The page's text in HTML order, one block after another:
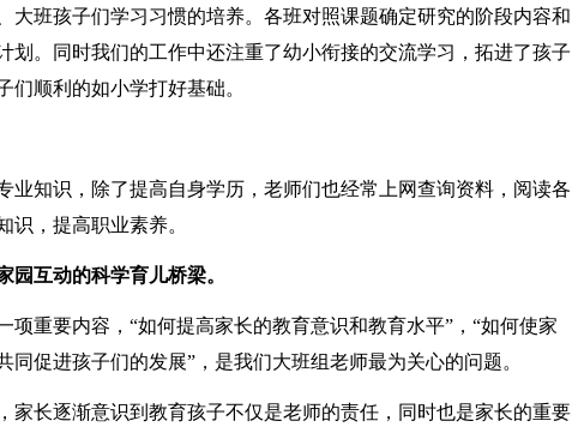
大班孩子们学习习惯的培养。各班对照课题确定研究的阶段内容和
划。同时我们的工作中还注重了幼小衔接的交流学习，拓进了孩子
们顺利的如小学打好基础。
业知识，除了提高自身学历，老师们也经常上网查询资料，阅读各
识，提高职业素养。
园互动的科学育儿桥梁。
项重要内容，“如何提高家长的教育意识和教育水平”，“如何使家
同促进孩子们的发展”，是我们大班组老师最为关心的问题。
家长逐渐意识到教育孩子不仅是老师的责任，同时也是家长的重要